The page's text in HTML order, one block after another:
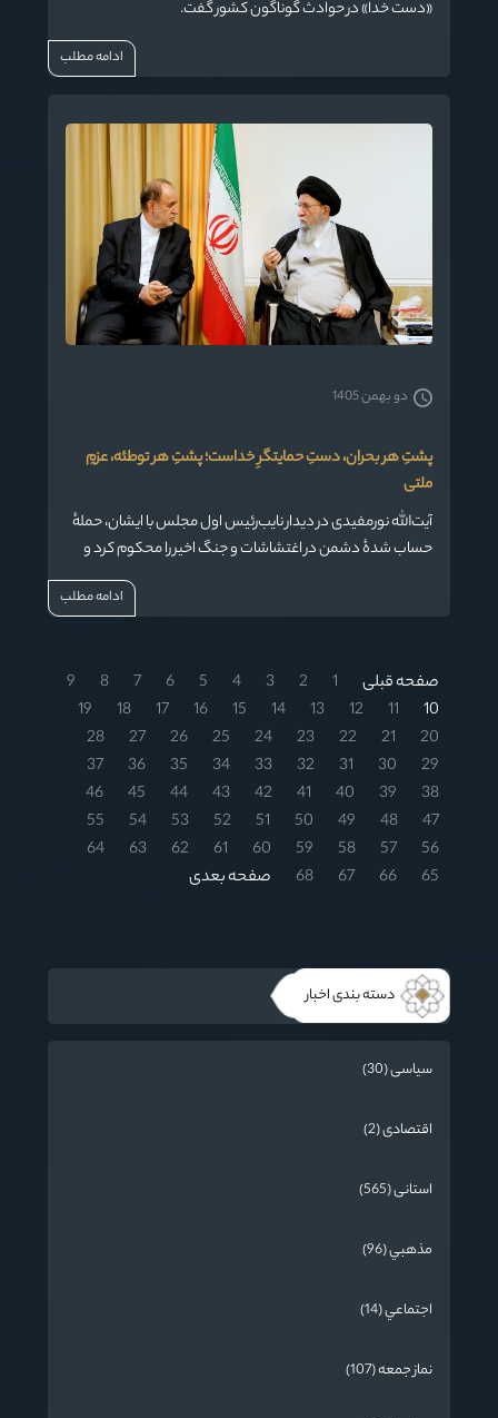
«دست خدا» در حوادث گوناگون کشور گفت.
ادامه مطلب
پشتِ هر بحران، دستِ حمایتگرِ خداست؛ پشتِ هر توطئه، عزمِ
ملتی
آیت‌الله نورمفیدی در دیدار نایب‌رئیس اول مجلس با ایشان، حملهٔ
حساب شدهٔ دشمن در اغتشاشات و جنگ اخیر را محکوم کرد و
تأکید نمود که هدف، ایجاد رعب و رفتار داعشی در جامعه بود؛ اما
دو بهمن 1405
ادامه مطلب
صفحه قبلی 1
2
3
4
5
6
7
8
9
10
11
12
13
14
15
16
17
18
19
20
21
22
23
24
25
26
27
28
29
30
31
32
33
34
35
36
37
38
39
40
41
42
43
44
45
46
47
48
49
50
51
52
53
54
55
56
57
58
59
60
61
62
63
64
65
66
67
68 صفحه بعدی
دسته بندی اخبار
سیاسی (30)
اقتصادی (2)
استانی (565)
مذهبي (96)
اجتماعي (14)
نماز جمعه (107)